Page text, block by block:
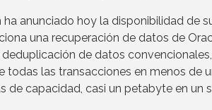
ha anunciado hoy la disponibilidad de
una recuperación de datos de
de datos
todas las transacciones en menos de
de capacidad, casi un petabyte en un